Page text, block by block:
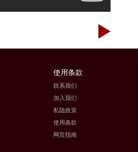
使用条款
联系我们
加入我们
私隐政策
使用条款
网页指南